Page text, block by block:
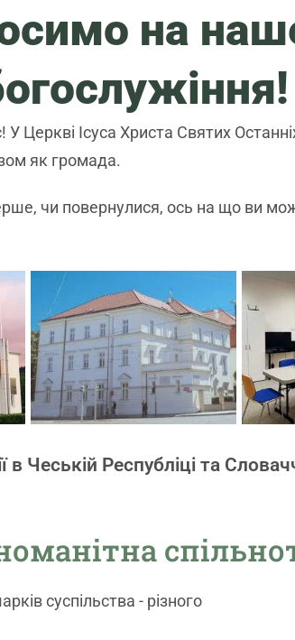
на
Ісуса Христа Святих
як громада.
чи повернулися, ось на що ви
в Чеській Республіці та
суспільства - різного